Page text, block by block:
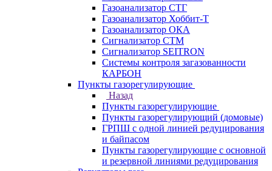
Газоанализатор СТГ
Газоанализатор Хоббит-Т
Газоанализатор ОКА
Сигнализатор СТМ
Сигнализатор SEITRON
Системы контроля загазованности
КАРБОН
Пункты газорегулирующие
Назад
Пункты газорегулирующие
Пункты газорегулирующий (домовые)
ГРПШ с одной линией редуцирования
и байпасом
Пункты газорегулирующие с основной
и резервной линиями редуцирования